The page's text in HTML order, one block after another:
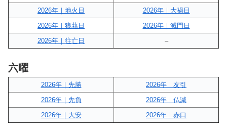
2026年｜地火日
2026年｜大禍日
2026年｜狼藉日
2026年｜滅門日
2026年｜往亡日
–
六曜
2026年｜先勝
2026年｜友引
2026年｜先負
2026年｜仏滅
2026年｜大安
2026年｜赤口